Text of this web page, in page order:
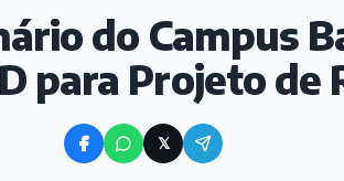
do Campus
para Projeto de
𝕏